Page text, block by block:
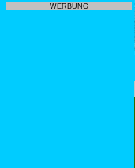
WERBUNG